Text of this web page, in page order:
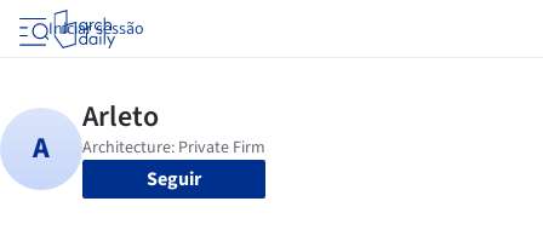
Iniciar sessão
Seguir